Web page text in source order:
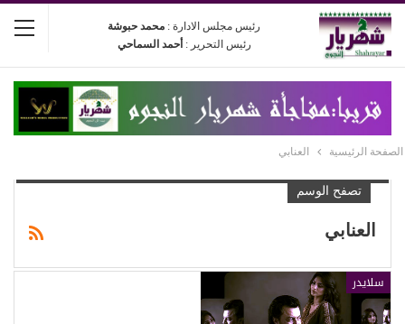
رئيس مجلس الادارة : محمد حبوشة
رئيس التحرير : أحمد السماحي
الصفحة الرئيسية العنابي
تصفح الوسم
العنابي
سلايدر